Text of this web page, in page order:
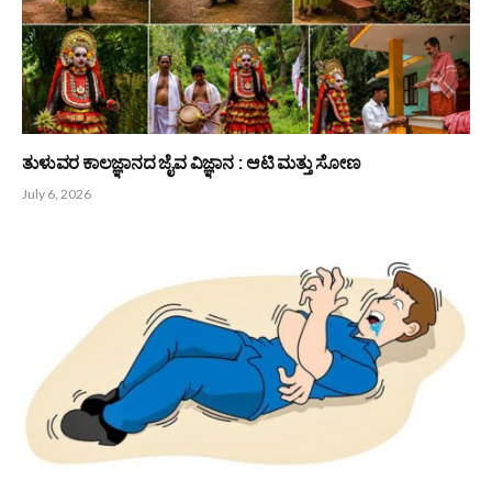
‘ಆಟಿಡೊಂಜಿ ದಿನ’ದ ಔಚಿತ್ಯ
July 23, 2026
90ರ ಹರೆಯದಲ್ಲೂ ಬಿತ್ತನೆ ಮಾಡುವ ಕಾಯಕಯೋಗಿ ಶಿವಣ್ಣ ಶೆಟ್ಟಿ